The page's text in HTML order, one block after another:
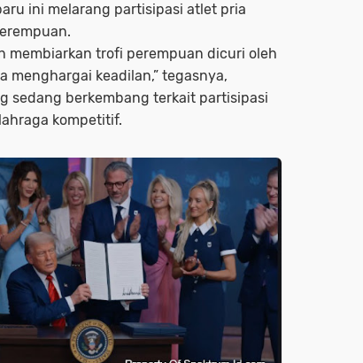
ini melarang partisipasi atlet pria
membiarkan trofi perempuan dicuri oleh
menghargai keadilan,” tegasnya,
sedang berkembang terkait partisipasi
kompetitif.